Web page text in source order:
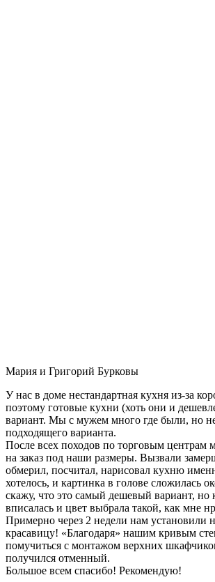
Мария и Григорий Бурковы
У нас в доме нестандартная кухня из-за
поэтому готовые кухни (хоть они и
вариант. Мы с мужем много где были, но
подходящего варианта.
После всех походов по торговым центрам
на заказ под наши размеры. Вызвали
обмерил, посчитал, нарисовал кухню
хотелось, и картинка в голове сложилась
скажу, что это самый дешевый вариант, но
вписалась и цвет выбрала такой, как мне
Примерно через 2 недели нам установили
красавицу! «Благодаря» нашим кривым
помучиться с монтажом верхних
получился отменный.
Большое всем спасибо! Рекомендую!